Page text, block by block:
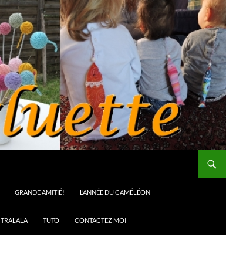
GRANDE AMITIÉ! L’ANNÉE DU CAMÉLÉON
TRALALA TUTO CONTACTEZ MOI